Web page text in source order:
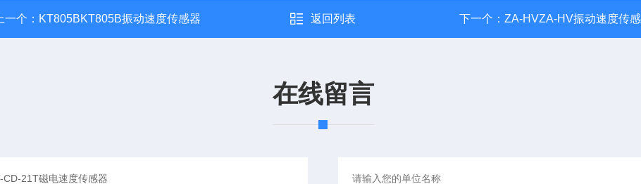
上一个： KT805BKT805B振动速度传感器 返回列表 下一个： ZA-HVZA-HV振动速度传
在线留言